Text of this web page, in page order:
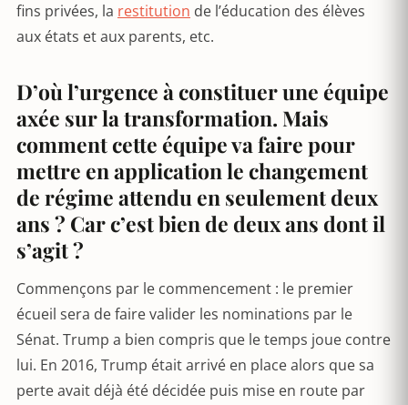
fins privées, la restitution de l’éducation des élèves
aux états et aux parents, etc.
D’où l’urgence à constituer une équipe
axée sur la transformation. Mais
comment cette équipe va faire pour
mettre en application le changement
de régime attendu en seulement deux
ans ? Car c’est bien de deux ans dont il
s’agit ?
Commençons par le commencement : le premier
écueil sera de faire valider les nominations par le
Sénat. Trump a bien compris que le temps joue contre
lui. En 2016, Trump était arrivé en place alors que sa
perte avait déjà été décidée puis mise en route par